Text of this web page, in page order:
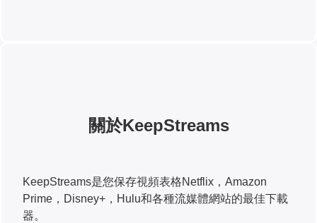
關於KeepStreams
KeepStreams是您保存視頻表格Netflix，Amazon
Prime，Disney+，Hulu和各種流媒體網站的最佳下載
器。